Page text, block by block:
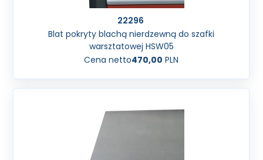
22296
Blat pokryty blachą nierdzewną do szafki
warsztatowej HSW05
Cena netto470,00 PLN